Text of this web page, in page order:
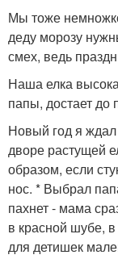
Мы тоже
деду морозу
смех, ведь
Наша елка
папы, достает до
Новый год я
дворе растущей
образом, если
нос. * Выбрал
пахнет - мама
в красной шубе,
для детишек